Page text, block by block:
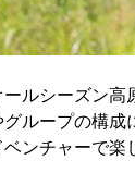
ールシーズン
ループの構
ンチャーで楽